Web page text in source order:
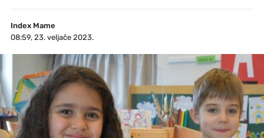
Index Mame
08:59, 23. veljače 2023.